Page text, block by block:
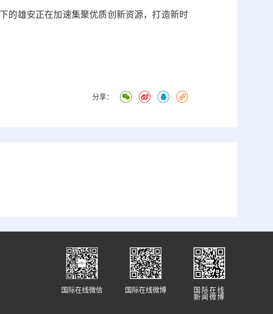
雄安正在加速集聚优质创新资源，打造新时
分享：
国际在线
新闻微博
国际在线微博
国际在线微信